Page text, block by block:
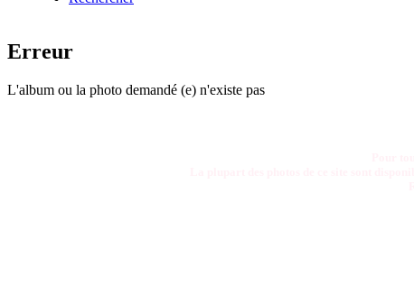
Erreur
L'album ou la photo demandé (e) n'existe pas